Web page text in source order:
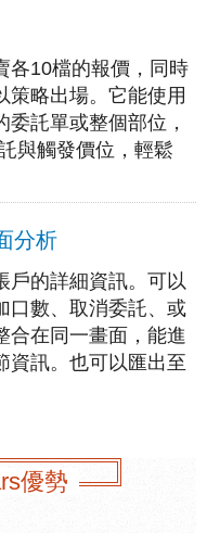
各10檔的報價，同時
策略出場。它能使用
託單或整個部位，
與觸發價位，輕鬆
分析
戶的詳細資訊。可以
口數、取消委託、或
合在同一畫面，能進
資訊。也可以匯出至
優勢